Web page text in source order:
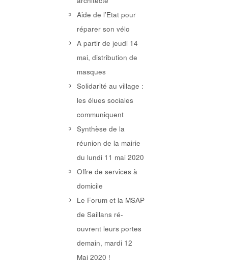
Aide de l’Etat pour
réparer son vélo
A partir de jeudi 14
mai, distribution de
masques
Solidarité au village :
les élues sociales
communiquent
Synthèse de la
réunion de la mairie
du lundi 11 mai 2020
Offre de services à
domicile
Le Forum et la MSAP
de Saillans ré-
ouvrent leurs portes
demain, mardi 12
Mai 2020 !